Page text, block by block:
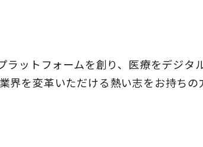
ットフォームを創り、医療をデジタ
界を変革いただける熱い志をお持ちの